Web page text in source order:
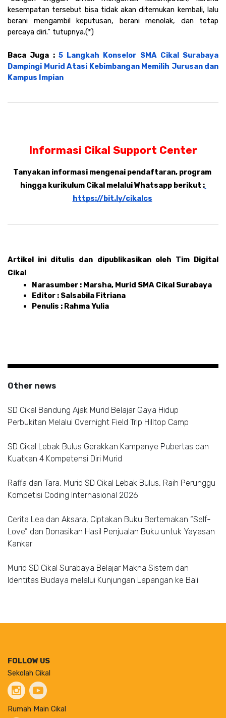
kesempatan tersebut bisa tidak akan ditemukan kembali, lalu
berani mengambil keputusan, berani menolak, dan tetap
percaya diri.” tutupnya.(*)
Baca Juga : 5 Langkah Konselor SMA Cikal Surabaya
Dampingi Murid Atasi Kebimbangan Memilih Jurusan dan
Kampus Impian
Informasi Cikal Support Center
Tanyakan informasi mengenai pendaftaran, program
hingga kurikulum Cikal melalui Whatsapp berikut :
https://bit.ly/cikalcs
Artikel ini ditulis dan dipublikasikan oleh Tim Digital
Cikal
Narasumber : Marsha, Murid SMA Cikal Surabaya
Editor : Salsabila Fitriana
Penulis : Rahma Yulia
Other news
SD Cikal Bandung Ajak Murid Belajar Gaya Hidup
Perbukitan Melalui Overnight Field Trip Hilltop Camp
SD Cikal Lebak Bulus Gerakkan Kampanye Pubertas dan
Kuatkan 4 Kompetensi Diri Murid
Raffa dan Tara, Murid SD Cikal Lebak Bulus, Raih Perunggu
Kompetisi Coding Internasional 2026
Cerita Lea dan Aksara, Ciptakan Buku Bertemakan “Self-
Love” dan Donasikan Hasil Penjualan Buku untuk Yayasan
Kanker
Murid SD Cikal Surabaya Belajar Makna Sistem dan
Identitas Budaya melalui Kunjungan Lapangan ke Bali
FOLLOW US
Sekolah Cikal
Rumah Main Cikal